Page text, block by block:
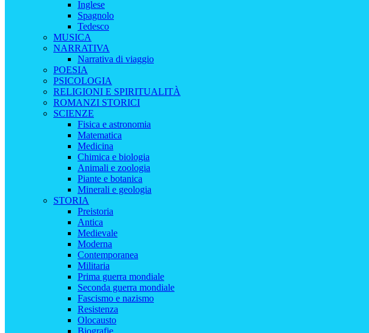
Inglese
Spagnolo
Tedesco
MUSICA
NARRATIVA
Narrativa di viaggio
POESIA
PSICOLOGIA
RELIGIONI E SPIRITUALITÀ
ROMANZI STORICI
SCIENZE
Fisica e astronomia
Matematica
Medicina
Chimica e biologia
Animali e zoologia
Piante e botanica
Minerali e geologia
STORIA
Preistoria
Antica
Medievale
Moderna
Contemporanea
Militaria
Prima guerra mondiale
Seconda guerra mondiale
Fascismo e nazismo
Resistenza
Olocausto
Biografie